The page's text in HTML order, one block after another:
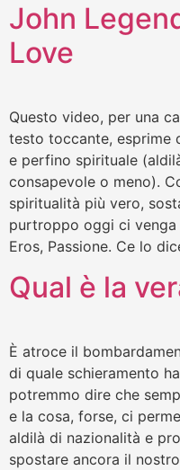
John
Love
Questo video, per una
testo toccante, esprime
e perfino spirituale
consapevole o meno).
spiritualità più vero,
purtroppo oggi ci venga
Eros, Passione. Ce lo
Qual è la
È atroce il
di quale schieramento
potremmo dire che
e la cosa, forse, ci
aldilà di nazionalità e
spostare ancora il